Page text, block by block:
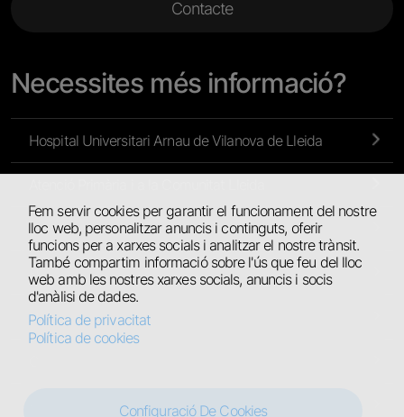
Fem servir cookies per garantir el funcionament del nostre
lloc web, personalitzar anuncis i continguts, oferir
funcions per a xarxes socials i analitzar el nostre trànsit.
També compartim informació sobre l'ús que feu del lloc
web amb les nostres xarxes socials, anuncis i socis
d'anàlisi de dades.
Política de privacitat
Política de cookies
Configuració De Cookies
Contacte
Necessites més informació?
Hospital Universitari Arnau de Vilanova de Lleida
Atenció Primària de l’Alt Pirineu i Aran
Hospital Universitari de Santa Maria
Hospital Comarcal del Pallars
Hospital Jaume Nadal Meroles